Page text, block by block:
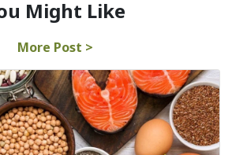
Might Like
More Post >